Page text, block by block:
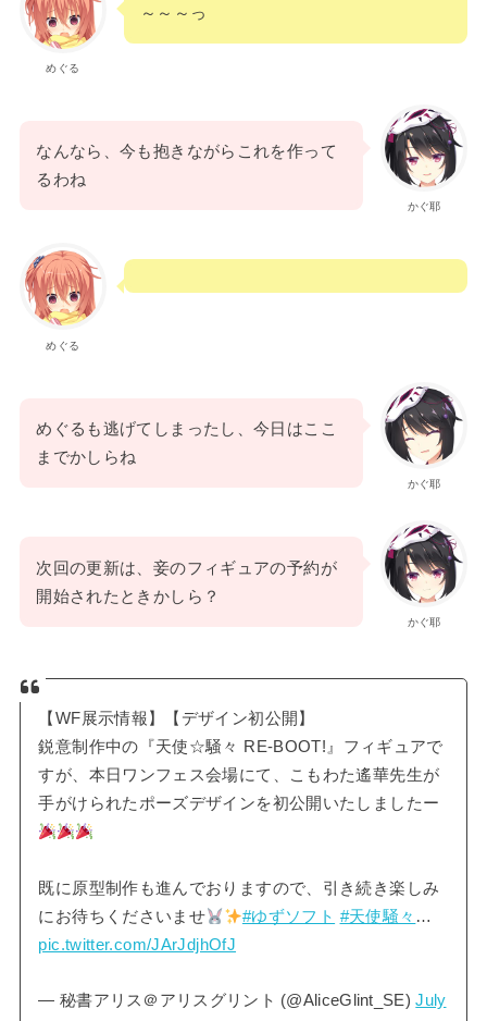
めぐる
～～～っ
かぐ耶
なんなら、今も抱きながらこれを作って
るわね
めぐる
かぐ耶
めぐるも逃げてしまったし、今日はここ
までかしらね
かぐ耶
次回の更新は、妾のフィギュアの予約が
開始されたときかしら？
【WF展示情報】【デザイン初公開】
鋭意制作中の『天使☆騒々 RE-BOOT!』フィギュアで
すが、本日ワンフェス会場にて、こもわた遙華先生が
手がけられたポーズデザインを初公開いたしましたー
既に原型制作も進んでおりますので、引き続き楽しみ
にお待ちくださいませ
#ゆずソフト #天使騒々 …
pic.twitter.com/JArJdjhOfJ
— 秘書アリス＠アリスグリント (@AliceGlint_SE)July